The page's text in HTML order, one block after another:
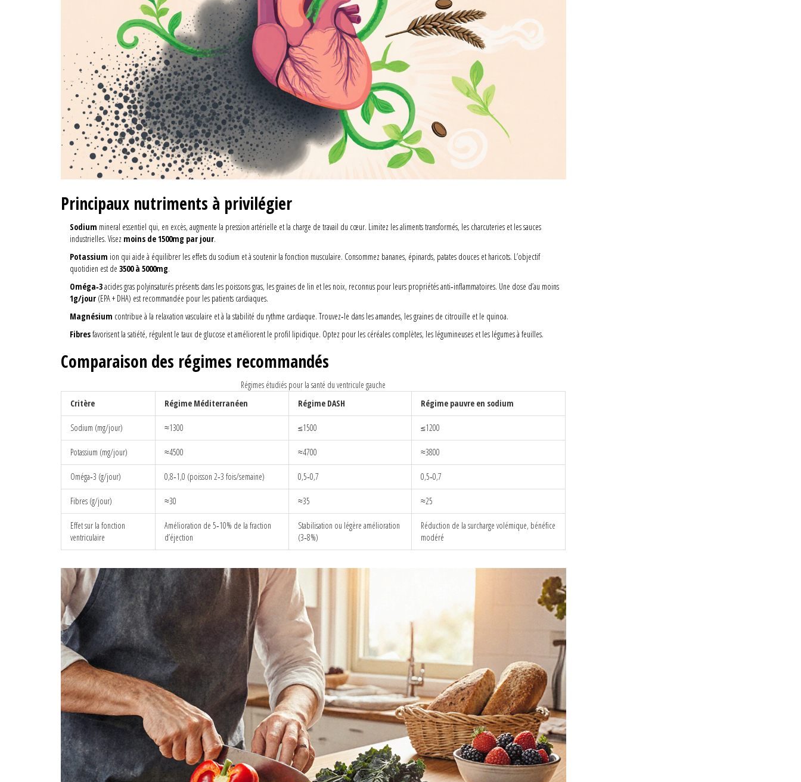
Principaux nutriments à privilégier
Sodium mineral essentiel qui, en excès, augmente la pression artérielle et la charge de travail du cœur. Limitez les aliments transformés, les charcuteries et les sauces
industrielles. Visez moins de 1500mg par jour.
Potassium ion qui aide à équilibrer les effets du sodium et à soutenir la fonction musculaire. Consommez bananes, épinards, patates douces et haricots. L’objectif
quotidien est de 3500 à 5000mg.
Oméga‑3acides gras polyinsaturés présents dans les poissons gras, les graines de lin et les noix, reconnus pour leurs propriétés anti‑inflammatoires. Une dose d’au moins
1g/jour (EPA + DHA) est recommandée pour les patients cardiaques.
Magnésium contribue à la relaxation vasculaire et à la stabilité du rythme cardiaque. Trouvez‑le dans les amandes, les graines de citrouille et le quinoa.
Fibresfavorisent la satiété, régulent le taux de glucose et améliorent le profil lipidique. Optez pour les céréales complètes, les légumineuses et les légumes à feuilles.
Comparaison des régimes recommandés
Régimes étudiés pour la santé du ventricule gauche
Critère
Régime Méditerranéen Régime DASH Régime pauvre en sodium
Sodium (mg/jour) ≈1300 ≤1500 ≤1200
Potassium (mg/jour) ≈4500 ≈4700 ≈3800
Oméga‑3 (g/jour) 0,8‑1,0 (poisson 2‑3 fois/semaine) 0,5‑0,7 0,5‑0,7
Fibres (g/jour) ≈30 ≈35 ≈25
Effet sur la fonction
ventriculaire
Amélioration de 5‑10% de la fraction
d’éjection
Stabilisation ou légère amélioration
(3‑8%)
Réduction de la surcharge volémique, bénéfice
modéré